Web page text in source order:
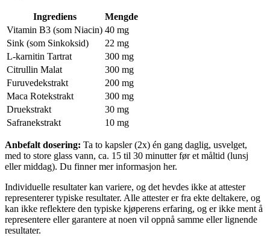
Ingrediens
Mengde
Vitamin B3 (som Niacin) 40 mg
Sink (som Sinkoksid)
22 mg
L-karnitin Tartrat
300 mg
Citrullin Malat
300 mg
Furuvedekstrakt
200 mg
Maca Rotekstrakt
300 mg
Druekstrakt
30 mg
Safranekstrakt
10 mg
Anbefalt dosering: Ta to kapsler (2x) én gang daglig, usvelget,
med to store glass vann, ca. 15 til 30 minutter før et måltid (lunsj
eller middag). Du finner mer informasjon her.
Individuelle resultater kan variere, og det hevdes ikke at attester
representerer typiske resultater. Alle attester er fra ekte deltakere, og
kan ikke reflektere den typiske kjøperens erfaring, og er ikke ment å
representere eller garantere at noen vil oppnå samme eller lignende
resultater.